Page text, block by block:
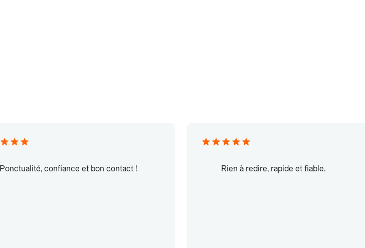
Ponctualité, confiance et bon contact ! Rien à redire, rapide et fiable.